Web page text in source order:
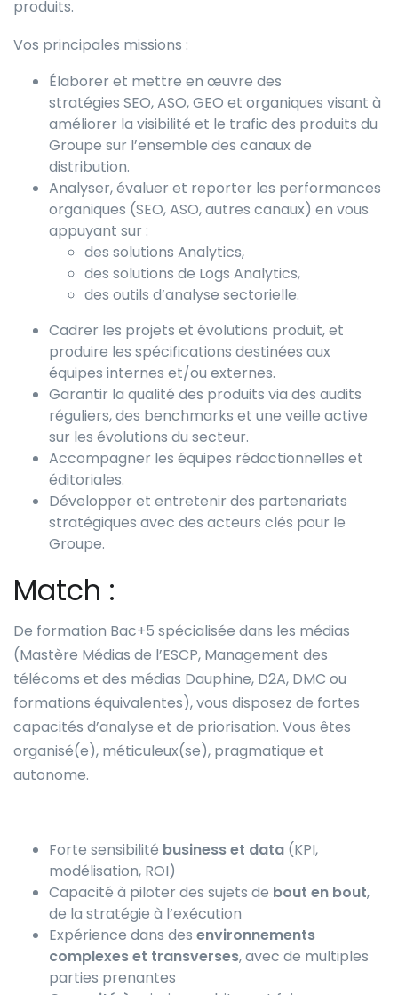
produits.
Vos principales missions :
Élaborer et mettre en œuvre des
stratégies SEO, ASO, GEO et organiques visant à
améliorer la visibilité et le trafic des produits du
Groupe sur l’ensemble des canaux de
distribution.
Analyser, évaluer et reporter les performances
organiques (SEO, ASO, autres canaux) en vous
appuyant sur :
des solutions Analytics,
des solutions de Logs Analytics,
des outils d’analyse sectorielle.
Cadrer les projets et évolutions produit, et
produire les spécifications destinées aux
équipes internes et/ou externes.
Garantir la qualité des produits via des audits
réguliers, des benchmarks et une veille active
sur les évolutions du secteur.
Accompagner les équipes rédactionnelles et
éditoriales.
Développer et entretenir des partenariats
stratégiques avec des acteurs clés pour le
Groupe.
Match :
De formation Bac+5 spécialisée dans les médias
(Mastère Médias de l’ESCP, Management des
télécoms et des médias Dauphine, D2A, DMC ou
formations équivalentes), vous disposez de fortes
capacités d’analyse et de priorisation. Vous êtes
organisé(e), méticuleux(se), pragmatique et
autonome.
Forte sensibilité business et data (KPI,
modélisation, ROI)
Capacité à piloter des sujets de bout en bout,
de la stratégie à l’exécution
Expérience dans des environnements
complexes et transverses, avec de multiples
parties prenantes